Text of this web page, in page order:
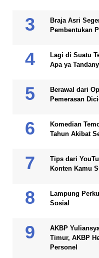
Braja Asri
Pembentukan
Lagi di Suatu
Apa ya
Berawal dari
Pemerasan
Komedian
Tahun Akibat
Tips dari
Konten Kamu
Lampung
Sosial
AKBP
Timur, AKBP
Personel